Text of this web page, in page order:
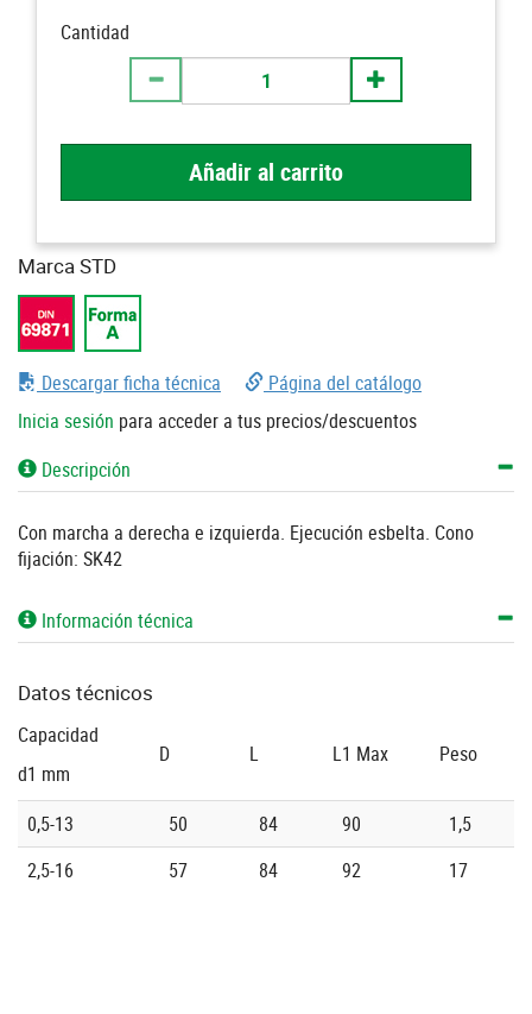
Cantidad
Añadir al carrito
Marca STD
Descargar ficha técnica
Página del catálogo
Inicia sesión para acceder a tus precios/descuentos
Descripción
Con marcha a derecha e izquierda. Ejecución esbelta. Cono
fijación: SK42
Información técnica
Datos técnicos
Capacidad
d1 mm
D L L1 Max Peso
0,5-13 50 84 90
1,5
2,5-16
57 84 92 17